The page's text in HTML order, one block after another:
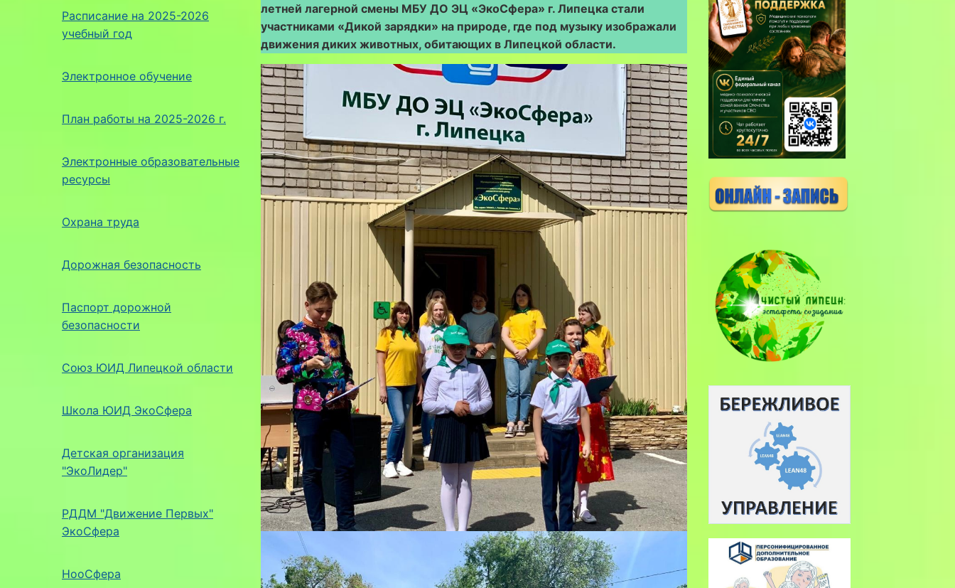
Расписание на 2025-2026
учебный год
Электронное обучение
План работы на 2025-2026 г.
Электронные образовательные
ресурсы
Охрана труда
Дорожная безопасность
Паспорт дорожной
безопасности
Союз ЮИД Липецкой области
Школа ЮИД ЭкоСфера
Детская организация
"ЭкоЛидер"
РДДМ "Движение Первых"
ЭкоСфера
НооСфера
летней лагерной смены МБУ ДО ЭЦ «ЭкоСфера» г. Липецка стали
участниками «Дикой зарядки» на природе, где под музыку изображали
движения диких животных, обитающих в Липецкой области.